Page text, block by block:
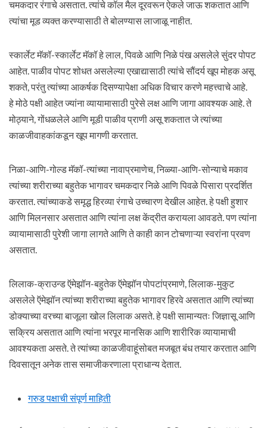
चमकदार रंगाचे असतात. त्यांचे कॉल मैल दूरवरून ऐकले जाऊ शकतात आणि
त्यांचा मूड व्यक्त करण्यासाठी ते बोलण्यास लाजाळू नाहीत.
स्कार्लेट मॅकॉ-स्कार्लेट मॅकॉ हे लाल, पिवळे आणि निळे पंख असलेले सुंदर पोपट
आहेत. पाळीव पोपट शोधत असलेल्या एखाद्यासाठी त्यांचे सौंदर्य खूप मोहक असू
शकते, परंतु त्यांच्या आकर्षक दिसण्यापेक्षा अधिक विचार करणे महत्त्वाचे आहे.
हे मोठे पक्षी आहेत ज्यांना व्यायामासाठी पुरेसे लक्ष आणि जागा आवश्यक आहे. ते
मोठ्याने, गोंधळलेले आणि मूडी पाळीव प्राणी असू शकतात जे त्यांच्या
काळजीवाहकांकडून खूप मागणी करतात.
निळा-आणि-गोल्ड मॅकॉ-त्यांच्या नावाप्रमाणेच, निळ्या-आणि-सोन्याचे मकाव
त्यांच्या शरीराच्या बहुतेक भागावर चमकदार निळे आणि पिवळे पिसारा प्रदर्शित
करतात. त्यांच्याकडे समृद्ध हिरव्या रंगाचे उच्चारण देखील आहेत. हे पक्षी हुशार
आणि मिलनसार असतात आणि त्यांना लक्ष केंद्रीत करायला आवडते. पण त्यांना
व्यायामासाठी पुरेशी जागा लागते आणि ते काही कान टोचणाऱ्या स्वरांना प्रवण
असतात.
लिलाक-क्राउन्ड ऍमेझॉन-बहुतेक ऍमेझॉन पोपटांप्रमाणे, लिलाक-मुकुट
असलेले ऍमेझॉन त्यांच्या शरीराच्या बहुतेक भागावर हिरवे असतात आणि त्यांच्या
डोक्याच्या वरच्या बाजूला खोल लिलाक असते. हे पक्षी सामान्यतः जिज्ञासू आणि
सक्रिय असतात आणि त्यांना भरपूर मानसिक आणि शारीरिक व्यायामाची
आवश्यकता असते. ते त्यांच्या काळजीवाहूंसोबत मजबूत बंध तयार करतात आणि
दिवसातून अनेक तास समाजीकरणाला प्राधान्य देतात.
गरुड पक्षाची संपूर्ण माहिती